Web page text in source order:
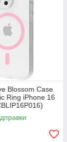
Blossom Case
Ring iPhone 16